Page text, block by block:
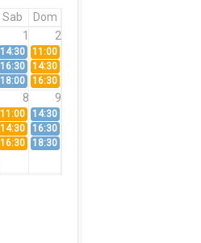
Sab
Dom
1 2
14:30
11:00
16:30
14:30
18:00
16:30
8 9
11:00
14:30
14:30
16:30
16:30 18:30